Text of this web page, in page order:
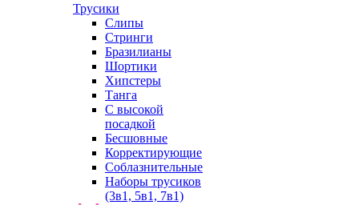
Трусики
Слипы
Стринги
Бразилианы
Шортики
Хипстеры
Танга
С высокой
посадкой
Бесшовные
Корректирующие
Соблазнительные
Наборы трусиков
(3в1, 5в1, 7в1)